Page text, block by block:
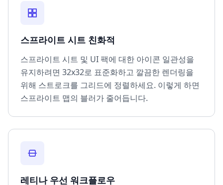
스프라이트 시트 친화적
스프라이트 시트 및 UI 팩에 대한 아이콘 일관성을
유지하려면 32x32로 표준화하고 깔끔한 렌더링을
위해 스트로크를 그리드에 정렬하세요. 이렇게 하면
스프라이트 맵의 블러가 줄어듭니다.
레티나 우선 워크플로우